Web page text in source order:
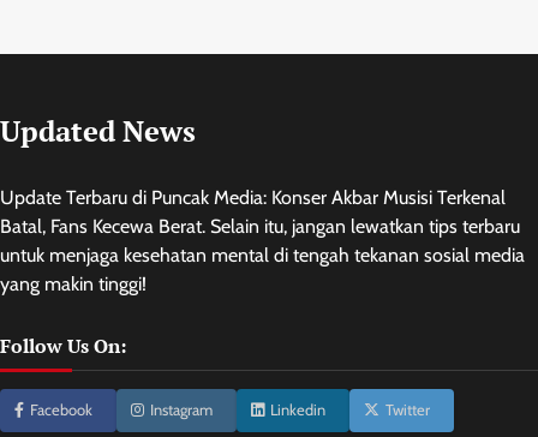
Updated News
Update Terbaru di Puncak Media: Konser Akbar Musisi Terkenal
Batal, Fans Kecewa Berat. Selain itu, jangan lewatkan tips terbaru
untuk menjaga kesehatan mental di tengah tekanan sosial media
yang makin tinggi!
Follow Us On:
Facebook Instagram Linkedin Twitter